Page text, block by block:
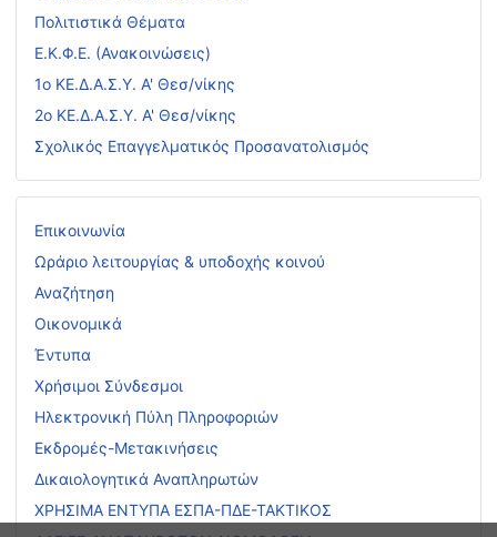
Πολιτιστικά Θέματα
Ε.Κ.Φ.Ε. (Ανακοινώσεις)
1ο ΚΕ.Δ.Α.Σ.Υ. Α' Θεσ/νίκης
2ο ΚΕ.Δ.Α.Σ.Υ. Α' Θεσ/νίκης
Σχολικός Επαγγελματικός Προσανατολισμός
Επικοινωνία
Ωράριο λειτουργίας & υποδοχής κοινού
Αναζήτηση
Οικονομικά
Έντυπα
Χρήσιμοι Σύνδεσμοι
Ηλεκτρονική Πύλη Πληροφοριών
Εκδρομές-Μετακινήσεις
Δικαιολογητικά Αναπληρωτών
ΧΡΗΣΙΜΑ ΕΝΤΥΠΑ ΕΣΠΑ-ΠΔΕ-ΤΑΚΤΙΚΟΣ